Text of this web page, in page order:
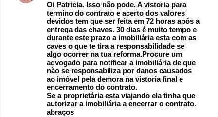
Oi Patricia. Isso não pode. A vistoria para
termino do contrato e acerto dos valores
devidos tem que ser feita em 72 horas após a
entrega das chaves. 30 dias é muito tempo e
durante este prazo a imobiliária esta com as
caves o que te tira a responsabilidade se
algo ocorrer na tua reforma.Procure um
advogado para notificar a imobiliária de que
não se responsabiliza por danos causados
ao imóvel pela demora na vistoria final e
encerramento do contrato.
Se a proprietária esta viajando ela tinha que
autorizar a imobiliária a encerrar o contrato.
abraços